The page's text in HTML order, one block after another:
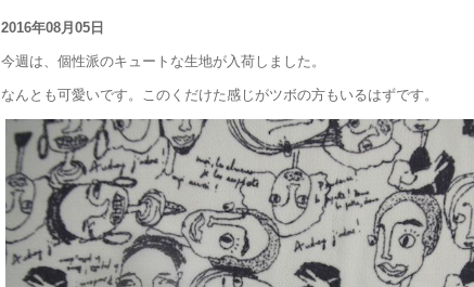
2016年08月05日
今週は、個性派のキュートな生地が入荷しました。
なんとも可愛いです。このくだけた感じがツボの方もいるはずです。